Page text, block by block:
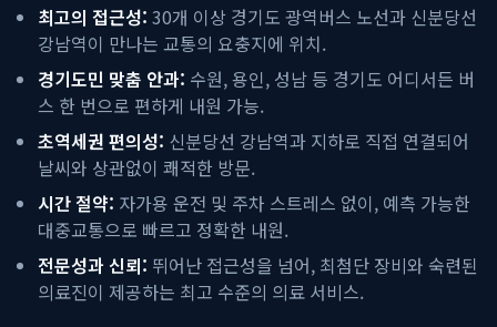
최고의 접근성: 30개 이상 경기도 광역버스 노선과 신분당선
강남역이 만나는 교통의 요충지에 위치.
경기도민 맞춤 안과: 수원, 용인, 성남 등 경기도 어디서든 버
스 한 번으로 편하게 내원 가능.
초역세권 편의성: 신분당선 강남역과 지하로 직접 연결되어
날씨와 상관없이 쾌적한 방문.
시간 절약: 자가용 운전 및 주차 스트레스 없이, 예측 가능한
대중교통으로 빠르고 정확한 내원.
전문성과 신뢰: 뛰어난 접근성을 넘어, 최첨단 장비와 숙련된
의료진이 제공하는 최고 수준의 의료 서비스.